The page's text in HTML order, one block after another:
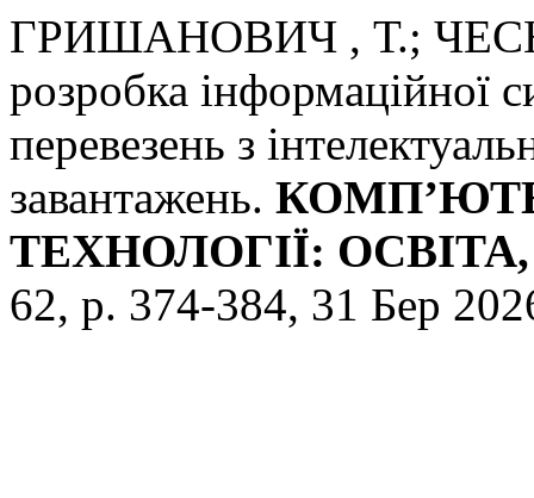
ГРИШАНОВИЧ , Т.;
розробка інформаційної
перевезень з
завантажень.
ТЕХНОЛОГІЇ:
62, p. 374-384, 31 Бер